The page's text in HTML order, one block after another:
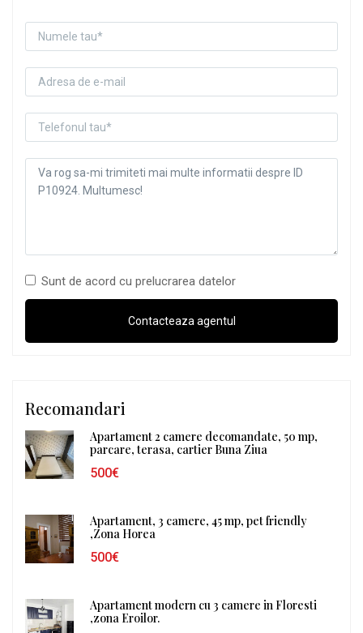
Sunt de acord cu prelucrarea datelor
Recomandari
Apartament 2 camere decomandate, 50 mp,
parcare, terasa, cartier Buna Ziua
500€
Apartament, 3 camere, 45 mp, pet friendly
,Zona Horea
500€
Apartament modern cu 3 camere in Floresti
,zona Eroilor.